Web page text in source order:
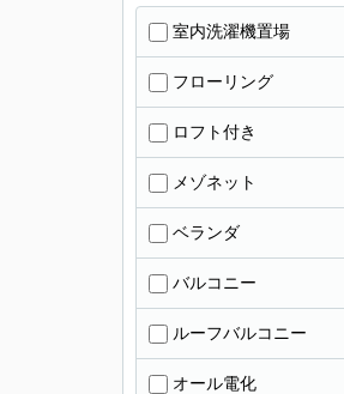
室内洗濯機置場
フローリング
ロフト付き
メゾネット
ベランダ
バルコニー
ルーフバルコニー
オール電化